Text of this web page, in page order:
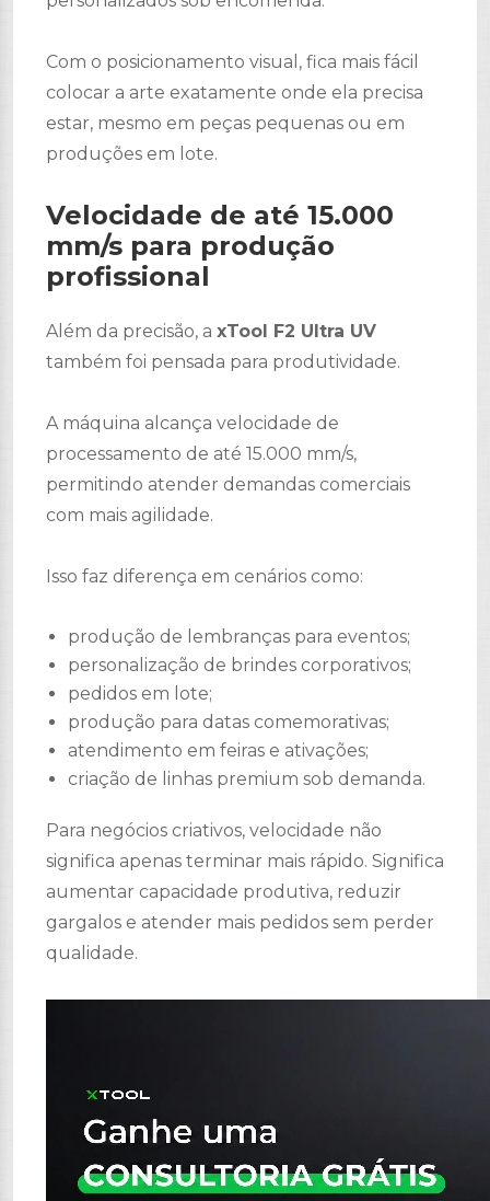
Com o posicionamento visual, fica mais fácil
colocar a arte exatamente onde ela precisa
estar, mesmo em peças pequenas ou em
produções em lote.
Velocidade de até 15.000
mm/s para produção
profissional
Além da precisão, a xTool F2 Ultra UV
também foi pensada para produtividade.
A máquina alcança velocidade de
processamento de até 15.000 mm/s,
permitindo atender demandas comerciais
com mais agilidade.
Isso faz diferença em cenários como:
produção de lembranças para eventos;
personalização de brindes corporativos;
pedidos em lote;
produção para datas comemorativas;
atendimento em feiras e ativações;
criação de linhas premium sob demanda.
Para negócios criativos, velocidade não
significa apenas terminar mais rápido. Significa
aumentar capacidade produtiva, reduzir
gargalos e atender mais pedidos sem perder
qualidade.